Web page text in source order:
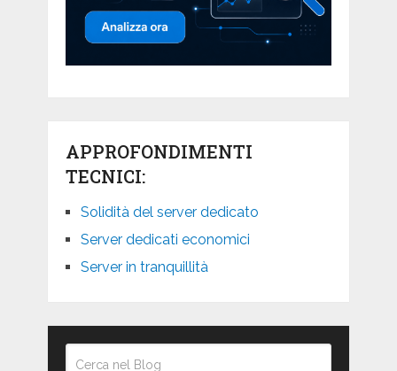
APPROFONDIMENTI
TECNICI:
Solidità del server dedicato
Server dedicati economici
Server in tranquillità